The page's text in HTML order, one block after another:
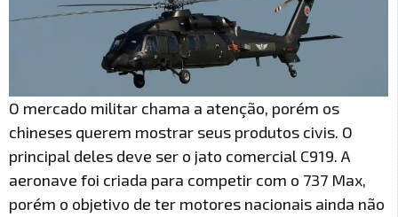
O mercado militar chama a atenção, porém os
chineses querem mostrar seus produtos civis. O
principal deles deve ser o jato comercial C919. A
aeronave foi criada para competir com o 737 Max,
porém o objetivo de ter motores nacionais ainda não